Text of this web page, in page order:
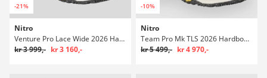
-21%
Nitro
Venture Pro Lace Wide 2026 Hardboots
kr 3 999,- kr 3 160,-
-10%
Nitro
Team Pro Mk TLS 2026 Hardboots
kr 5 499,- kr 4 970,-